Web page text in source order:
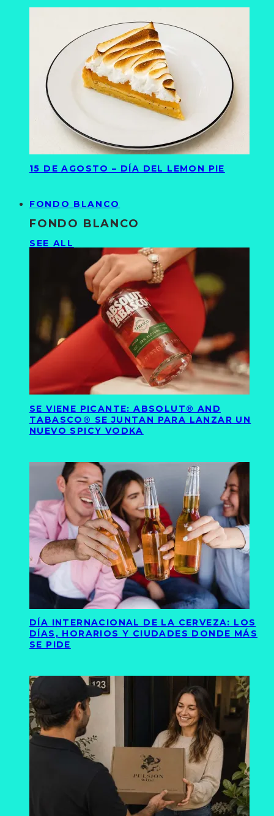
15 DE AGOSTO – DÍA DEL LEMON PIE
FONDO BLANCO
FONDO BLANCO
SEE ALL
SE VIENE PICANTE: ABSOLUT® AND
TABASCO® SE JUNTAN PARA LANZAR UN
NUEVO SPICY VODKA
DÍA INTERNACIONAL DE LA CERVEZA: LOS
DÍAS, HORARIOS Y CIUDADES DONDE MÁS
SE PIDE